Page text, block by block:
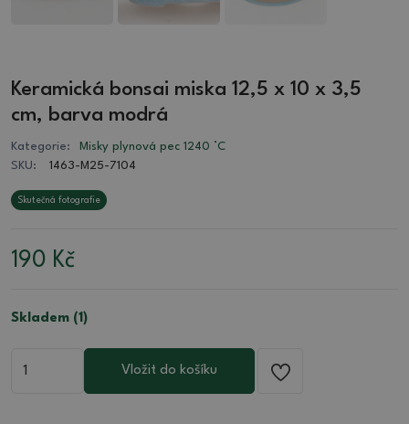
Keramická bonsai miska 12,5 x 10 x 3,5
cm, barva modrá
Kategorie:
Misky plynová pec 1240 °C
SKU:
1463-M25-7104
Skutečná fotografie
190 Kč
Skladem (1)
Vložit do košíku